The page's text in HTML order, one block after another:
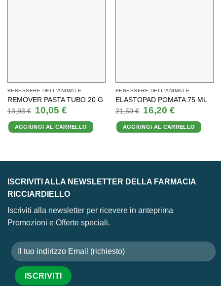
BENESSERE DELL'ANIMALE
REMOVER PASTA TUBO 20 G
13,93€
Il
prezzo
originale
era:
13,93 €.
10,05 €Il
prezzo
attuale
è:
10,05 €.
AGGIUNGI AL CARRELLO
BENESSERE DELL'ANIMALE
ELASTOPAD POMATA 75 ML
21,50€
Il
prezzo
originale
era:
21,50 €.
16,20 €Il
prezzo
attuale
è:
16,20 €.
AGGIUNGI AL CARRELLO
ISCRIVITI ALLA NEWSLETTER DELLA FARMACIA
RICCIARDIELLO
Iscriviti alla newsletter per ricevere in anteprima
Promozioni e Offerte speciali.